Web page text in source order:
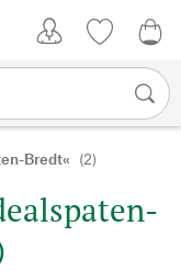
Bredt« (2)